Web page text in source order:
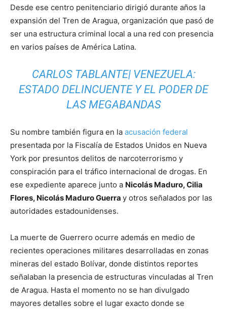
Desde ese centro penitenciario dirigió durante años la
expansión del Tren de Aragua, organización que pasó de
ser una estructura criminal local a una red con presencia
en varios países de América Latina.
CARLOS TABLANTE| VENEZUELA:
ESTADO DELINCUENTE Y EL PODER DE
LAS MEGABANDAS
Su nombre también figura en la acusación federal
presentada por la Fiscalía de Estados Unidos en Nueva
York por presuntos delitos de narcoterrorismo y
conspiración para el tráfico internacional de drogas. En
ese expediente aparece junto a Nicolás Maduro, Cilia
Flores, Nicolás Maduro Guerra y otros señalados por las
autoridades estadounidenses.
La muerte de Guerrero ocurre además en medio de
recientes operaciones militares desarrolladas en zonas
mineras del estado Bolívar, donde distintos reportes
señalaban la presencia de estructuras vinculadas al Tren
de Aragua. Hasta el momento no se han divulgado
mayores detalles sobre el lugar exacto donde se